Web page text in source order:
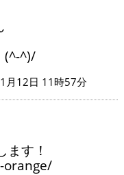
(^-^)/
月12日 11時57分
ます！
orange/